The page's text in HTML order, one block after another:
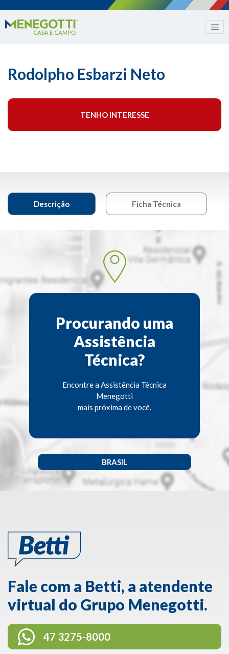
Rodolpho Esbarzi Neto
TENHO INTERESSE
Descrição Ficha Técnica
Procurando uma
Assistência
Técnica?
Encontre a Assistência Técnica
Menegotti
mais próxima de você.
BRASIL
Fale com a Betti, a atendente
virtual do Grupo Menegotti.
47 3275-8000